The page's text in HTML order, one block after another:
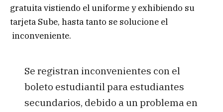
gratuita vistiendo el uniforme y exhibiendo su
tarjeta Sube, hasta tanto se solucione el
inconveniente.
Se registran inconvenientes con el
boleto estudiantil para estudiantes
secundarios, debido a un problema en